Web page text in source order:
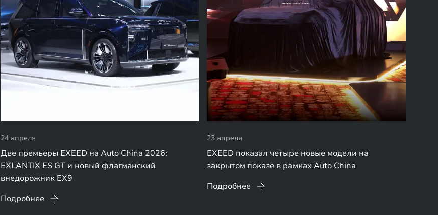
24 апреля
Две премьеры EXEED на Auto China 2026:
EXLANTIX ES GT и новый флагманский
внедорожник EX9
Подробнее
23 апреля
EXEED показал четыре новые модели на
закрытом показе в рамках Auto China
Подробнее